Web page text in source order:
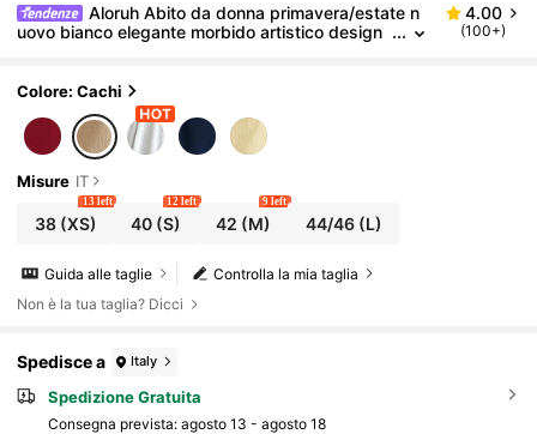
Aloruh Abito da donna primavera/estate n
uovo bianco elegante morbido artistico design
4.00
(100+)
Colore: Cachi
Misure IT
38(XS)
13 left
40 (S)
12 left
42 (M)
9 left
44/46(L)
Controlla la mia taglia
Guida alle taglie
Non è la tua taglia? Dicci
Spedisce a Italy
Spedizione Gratuita
Consegna prevista: agosto 13 - agosto 18